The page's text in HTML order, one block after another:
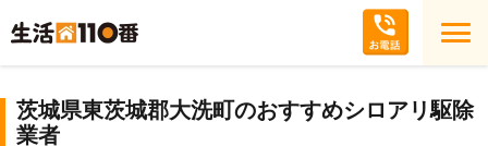
茨城県東茨城郡大洗町のおすすめシロアリ駆除
業者